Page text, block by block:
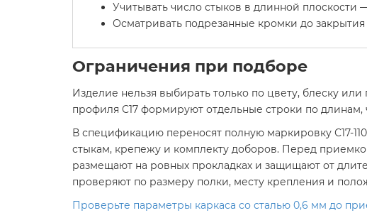
Учитывать число стыков в длинной
Осматривать подрезанные кромки до
Ограничения при подборе
Изделие нельзя выбирать только по цвету, блеску
профиля С17 формируют отдельные строки по длинам,
В спецификацию переносят полную маркировку С17-
стыкам, крепежу и комплекту доборов. Перед
размещают на ровных прокладках и защищают от
проверяют по размеру полки, месту крепления и
Проверьте параметры каркаса со сталью 0,6 мм до